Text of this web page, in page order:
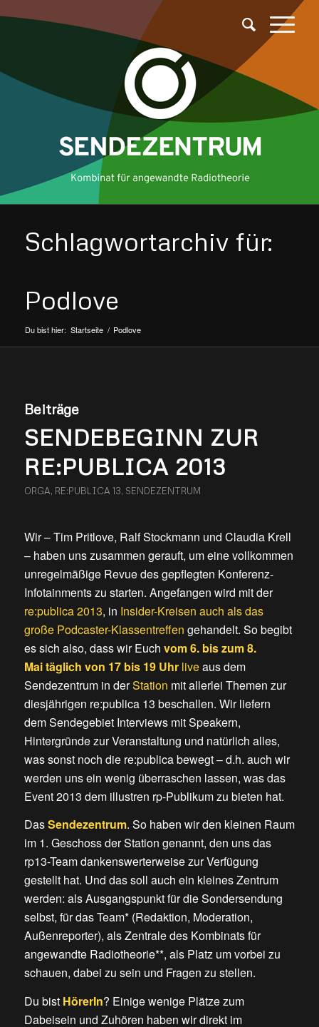
Schlagwortarchiv für:
Podlove
Du bist hier: Startseite / Podlove
Beiträge
SENDEBEGINN ZUR
RE:PUBLICA 2013
ORGA, RE:PUBLICA 13, SENDEZENTRUM
Wir – Tim Pritlove, Ralf Stockmann und Claudia Krell
– haben uns zusammen gerauft, um eine vollkommen
unregelmäßige Revue des gepflegten Konferenz-
Infotainments zu starten. Angefangen wird mit der
re:publica 2013, in Insider-Kreisen auch als das
große Podcaster-Klassentreffen gehandelt. So begibt
es sich also, dass wir Euch vom 6. bis zum 8.
Maitäglich von 17 bis 19 Uhr liveaus dem
Sendezentrum in derStation mit allerlei Themen zur
diesjährigen re:publica 13 beschallen. Wir liefern
dem Sendegebiet Interviews mit Speakern,
Hintergründe zur Veranstaltung und natürlich alles,
was sonst noch die re:publica bewegt – d.h. auch wir
werden uns ein wenig überraschen lassen, was das
Event 2013 dem illustren rp-Publikum zu bieten hat.
DasSendezentrum. So haben wir den kleinen Raum
im 1. Geschoss der Station genannt, den uns das
rp13-Team dankenswerterweise zur Verfügung
gestellt hat. Und das soll auch ein kleines Zentrum
werden: als Ausgangspunkt für die Sondersendung
selbst, für das Team* (Redaktion, Moderation,
Außenreporter), als Zentrale des Kombinats für
angewandte Radiotheorie**, als Platz um vorbei zu
schauen, dabei zu sein und Fragen zu stellen.
Du bist HörerIn? Einige wenige Plätze zum
Dabeisein und Zuhören haben wir direkt im